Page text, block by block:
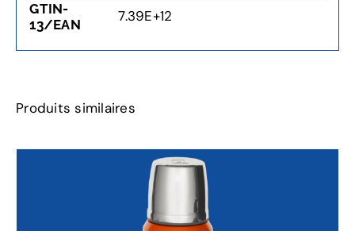
GTIN-
13/EAN
7.39E+12
Produits similaires